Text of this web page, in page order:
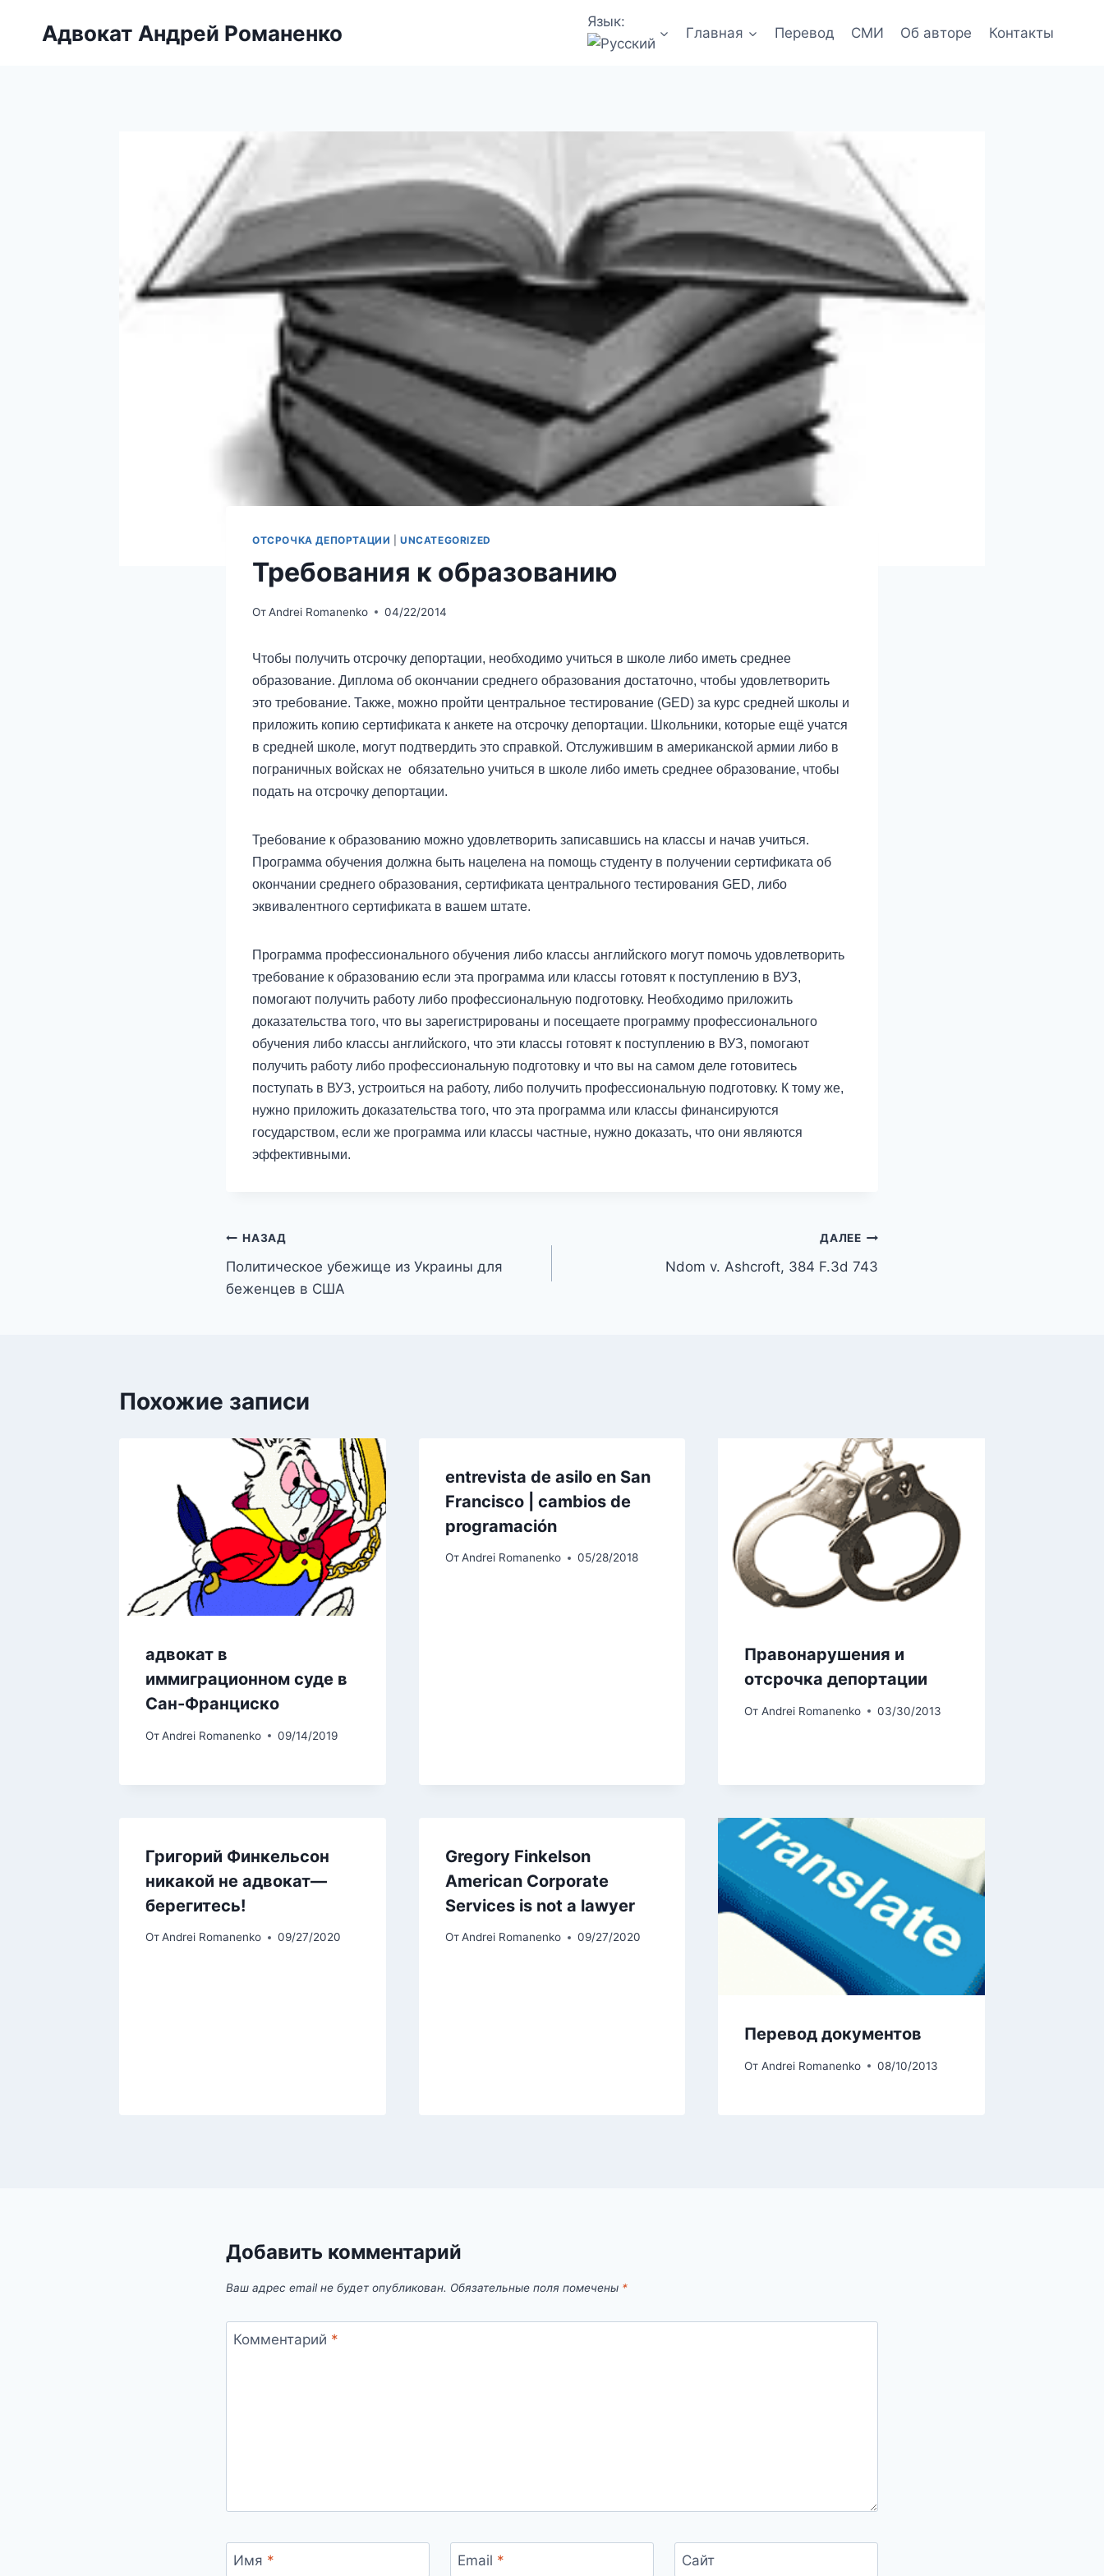
Адвокат Андрей Романенко Язык:
Главная Перевод СМИ Об авторе Контакты
ОТСРОЧКА ДЕПОРТАЦИИ |UNCATEGORIZED
Требования к образованию
ОтAndrei Romanenko 04/22/2014
Чтобы получить отсрочку депортации, необходимо учиться в школе либо иметь среднее
образование. Диплома об окончании среднего образования достаточно, чтобы удовлетворить
это требование. Также, можно пройти центральное тестирование (GED) за курс средней школы и
приложить копию сертификата к анкете на отсрочку депортации. Школьники, которые ещё учатся
в средней школе, могут подтвердить это справкой. Отслужившим в американской армии либо в
пограничных войсках не обязательно учиться в школе либо иметь среднее образование, чтобы
подать на отсрочку депортации.
Требование к образованию можно удовлетворить записавшись на классы и начав учиться.
Программа обучения должна быть нацелена на помощь студенту в получении сертификата об
окончании среднего образования, сертификата центрального тестирования GED, либо
эквивалентного сертификата в вашем штате.
Программа профессионального обучения либо классы английского могут помочь удовлетворить
требование к образованию если эта программа или классы готовят к поступлению в ВУЗ,
помогают получить работу либо профессиональную подготовку. Необходимо приложить
доказательства того, что вы зарегистрированы и посещаете программу профессионального
обучения либо классы английского, что эти классы готовят к поступлению в ВУЗ, помогают
получить работу либо профессиональную подготовку и что вы на самом деле готовитесь
поступать в ВУЗ, устроиться на работу, либо получить профессиональную подготовку. К тому же,
нужно приложить доказательства того, что эта программа или классы финансируются
государством, если же программа или классы частные, нужно доказать, что они являются
эффективными.
Навигация
по
НАЗАД
Политическое убежище из Украины для
беженцев в США
ДАЛЕЕ
Ndom v. Ashcroft, 384 F.3d 743
Похожие записи
адвокат в
иммиграционном суде в
Сан-Франциско
ОтAndrei Romanenko 09/14/2019
entrevista de asilo en San
Francisco | cambios de
programación
От Andrei Romanenko 05/28/2018
Правонарушения и
отсрочка депортации
От Andrei Romanenko 03/30/2013
Григорий Финкельсон
никакой не адвокат—
берегитесь!
ОтAndrei Romanenko 09/27/2020
Gregory Finkelson
American Corporate
Services is not a lawyer
От Andrei Romanenko 09/27/2020
Перевод документов
От Andrei Romanenko 08/10/2013
Добавить комментарий
Ваш адрес email не будет опубликован. Обязательные поля помечены *
Комментарий *
Имя * Email * Сайт